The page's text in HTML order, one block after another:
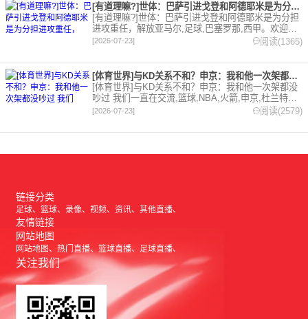
[有道理嘛?]世体：巴萨引进戈登和阿德耶米是为分担进攻重任，
[有道理嘛?]世体：巴萨引进戈登和阿德耶米是为分担
进攻重任，解放亚马尔,足球,巴塞罗那,西甲。欢迎收
藏本站，24小时为你更新最新的足球，篮球体育资
[2026-07-23] 阅读(1365)
[体育世界]与KD关系不和？申京：我和他一次架都没吵过 我们
[体育世界]与KD关系不和？申京：我和他一次架都没
吵过 我们一直在交流,篮球,NBA,火箭,申京,杜兰特。
欢迎收藏本站，24小时为你更新最新的足球，篮球体
[2026-07-23] 阅读(2579)
链接分类
足球 篮球 录像 视频 资讯 其他直播
友情链接
网站地图
网站地图 热门直播 篮球直播 足球直播
关注我们